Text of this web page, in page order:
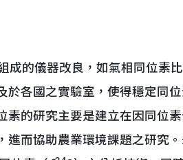
的儀器改良，如氣相同位素
於各國之實驗室，使得穩定同
素的研究主要是建立在因同位
進而協助農業環境課題之研究